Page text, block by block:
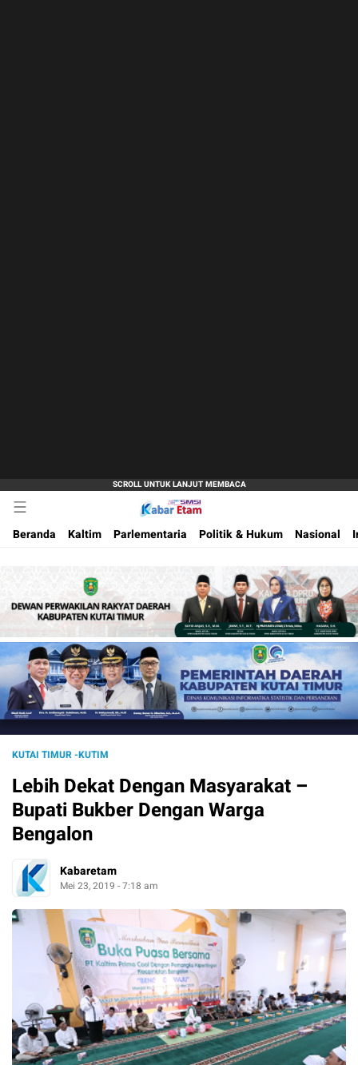
Kabar Etam
Akurat dan Terpercaya
Beranda
Kaltim Parlementaria Politik & Hukum Nasional
KUTAI TIMUR -KUTIM
Lebih Dekat Dengan Masyarakat –
Bupati Bukber Dengan Warga
Bengalon
Kabaretam
Mei 23, 2019 - 7:18 am